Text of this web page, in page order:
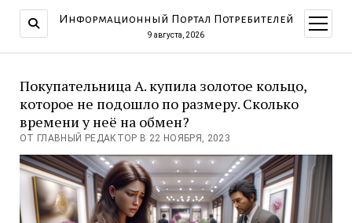
Информационный Портал Потребителей
9 августа, 2026
меню
Покупательница А. купила золотое кольцо,
которое не подошло по размеру. Сколько
времени у неё на обмен?
ОТ ГЛАВНЫЙ РЕДАКТОР В 22 НОЯБРЯ, 2023